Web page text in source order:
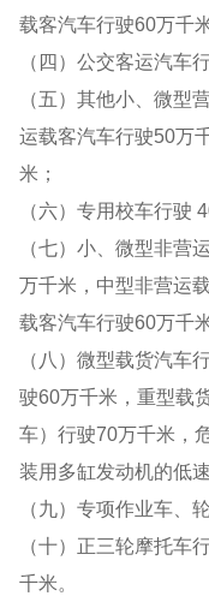
载客汽车行驶60万千
（四）公交客运汽车
（五）其他小、微型
运载客汽车行驶50万
米；
（六）专用校车行驶
（七）小、微型非营
万千米，中型非营运
载客汽车行驶60万千
（八）微型载货汽车
驶60万千米，重型载
车）行驶70万千米，
装用多缸发动机的低
（九）专项作业车、
（十）正三轮摩托车
千米。